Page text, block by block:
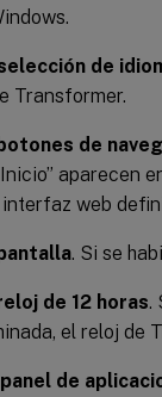
de
Transformer.
de
aparecen
interfaz web
. Si se
de 12 horas.
el reloj de
de